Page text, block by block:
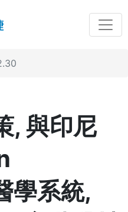
, 與印尼
學系統,